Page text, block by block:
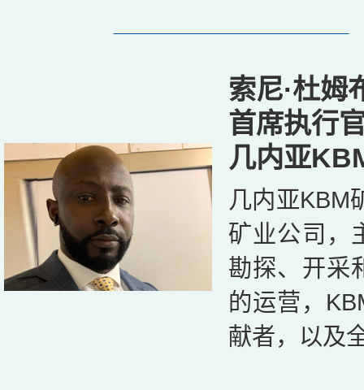
索尼·杜姆
首席执行
几内亚
几内亚KBM
矿业公司，
勘探、开采
的运营，
献者，以及